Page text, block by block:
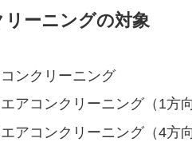
ーニングの対象
ンクリーニング
アコンクリーニング（1方
アコンクリーニング（4方